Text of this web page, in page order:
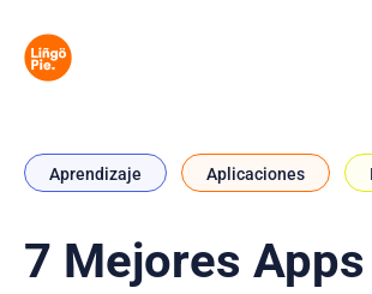
Aprendizaje Aplicaciones
7 Mejores